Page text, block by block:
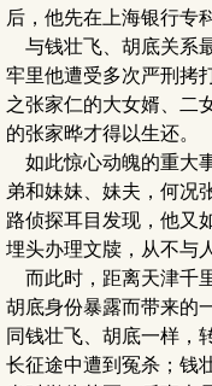
后，他先在上海银行专
与钱壮飞、胡底关系
牢里他遭受多次严刑拷
之张家仁的大女婿、二
的张家晔才得以生还。
如此惊心动魄的重大
弟和妹妹、妹夫，何况
路侦探耳目发现，他又
埋头办理文牍，从不与
而此时，距离天津千
胡底身份暴露而带来的
同钱壮飞、胡底一样，
长征途中遭到冤杀；钱